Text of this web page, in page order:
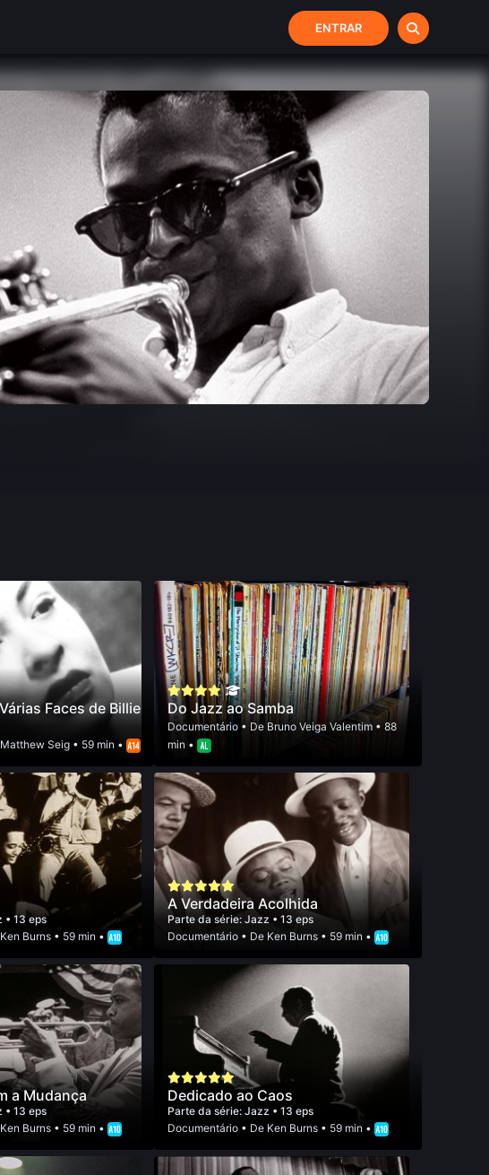
ENTRAR
Faces de Billie
Matthew Seig• 59 min •
Do Jazz ao Samba
Documentário • De Bruno Veiga Valentim • 88
min •
• 13 eps
Ken Burns• 59 min •
A Verdadeira Acolhida
Parte da série:Jazz • 13 eps
Documentário • De Ken Burns • 59 min •
a Mudança
• 13 eps
Ken Burns• 59 min •
Dedicado ao Caos
Parte da série:Jazz • 13 eps
Documentário • De Ken Burns • 59 min •